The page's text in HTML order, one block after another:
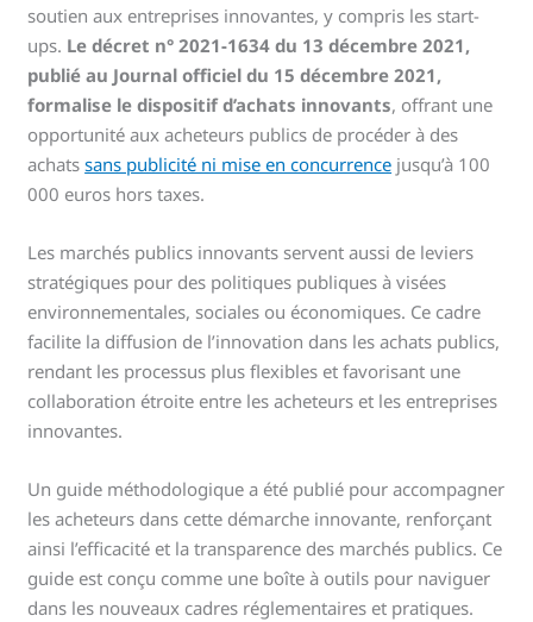
soutien aux entreprises innovantes, y compris les start-
ups. Le décret n° 2021-1634 du 13 décembre 2021,
publié au Journal officiel du 15 décembre 2021,
formalise le dispositif d’achats innovants, offrant une
opportunité aux acheteurs publics de procéder à des
achatssans publicité ni mise en concurrence jusqu’à 100
000 euros hors taxes.
Les marchés publics innovants servent aussi de leviers
stratégiques pour des politiques publiques à visées
environnementales, sociales ou économiques. Ce cadre
facilite la diffusion de l’innovation dans les achats publics,
rendant les processus plus flexibles et favorisant une
collaboration étroite entre les acheteurs et les entreprises
innovantes.
Un guide méthodologique a été publié pour accompagner
les acheteurs dans cette démarche innovante, renforçant
ainsi l’efficacité et la transparence des marchés publics. Ce
guide est conçu comme une boîte à outils pour naviguer
dans les nouveaux cadres réglementaires et pratiques.